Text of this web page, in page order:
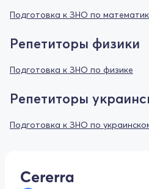
Подготовка к ЗНО по
Репетиторы физики
Подготовка к ЗНО по физике
Репетиторы
Подготовка к ЗНО по